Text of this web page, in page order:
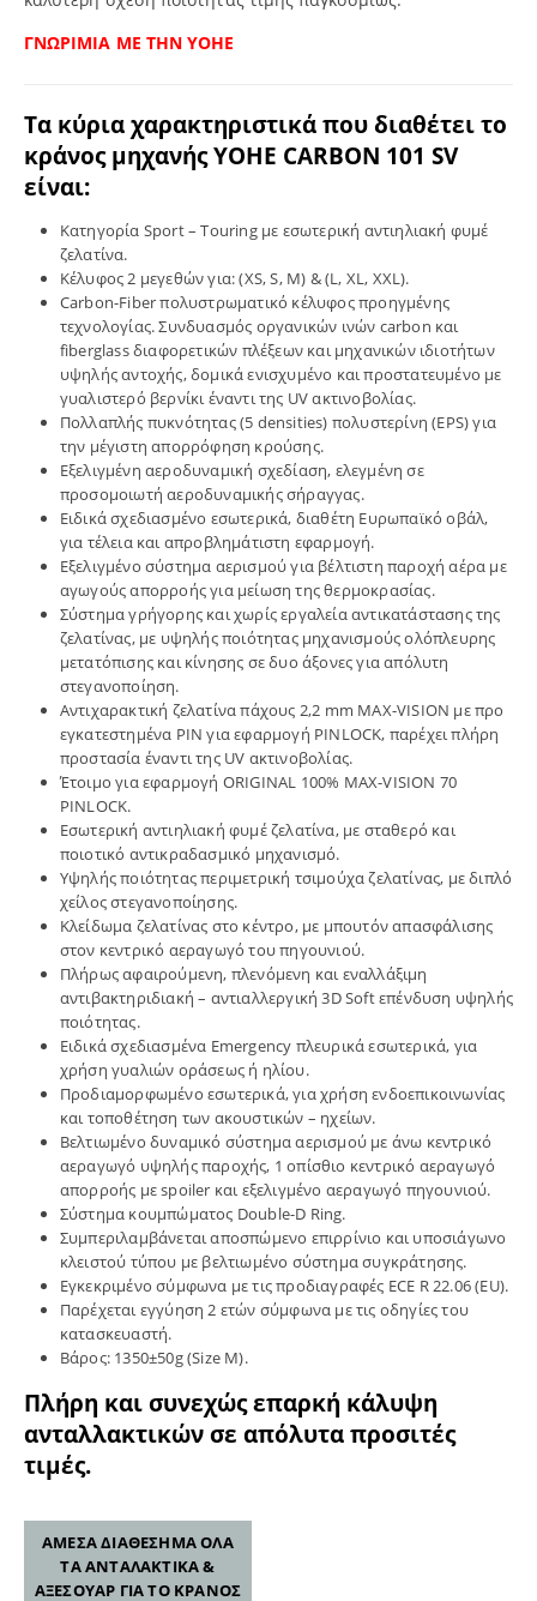
ΓΝΩΡΙΜΙΑ ΜΕ ΤΗΝ YOHE
Τα κύρια χαρακτηριστικά που διαθέτει το
κράνος μηχανήςYOHE CARBON 101 SV
είναι:
Κατηγορία Sport – Touring με εσωτερική αντιηλιακή φυμέ
ζελατίνα.
Κέλυφος 2 μεγεθών για: (XS, S, M) & (L, XL, XXL).
Carbon-Fiber πολυστρωματικό κέλυφος προηγμένης
τεχνολογίας. Συνδυασμός οργανικών ινών carbon και
fiberglass διαφορετικών πλέξεων και μηχανικών ιδιοτήτων
υψηλής αντοχής, δομικά ενισχυμένο και προστατευμένο με
γυαλιστερό βερνίκι έναντι της UV ακτινοβολίας.
Πολλαπλής πυκνότητας (5 densities) πολυστερίνη (EPS) για
την μέγιστη απορρόφηση κρούσης.
Εξελιγμένη αεροδυναμική σχεδίαση, ελεγμένη σε
προσομοιωτή αεροδυναμικής σήραγγας.
Ειδικά σχεδιασμένο εσωτερικά, διαθέτη Ευρωπαϊκό οβάλ,
για τέλεια και απροβλημάτιστη εφαρμογή.
Εξελιγμένο σύστημα αερισμού για βέλτιστη παροχή αέρα με
αγωγούς απορροής για μείωση της θερμοκρασίας.
Σύστημα γρήγορης και χωρίς εργαλεία αντικατάστασης της
ζελατίνας, με υψηλής ποιότητας μηχανισμούς ολόπλευρης
μετατόπισης και κίνησης σε δυο άξονες για απόλυτη
στεγανοποίηση.
Αντιχαρακτική ζελατίνα πάχους 2,2 mm MAX-VISION με προ
εγκατεστημένα PIN για εφαρμογή PINLOCK, παρέχει πλήρη
προστασία έναντι της UV ακτινοβολίας.
Έτοιμο για εφαρμογή ORIGINAL 100% MAX-VISION 70
PINLOCK.
Εσωτερική αντιηλιακή φυμέ ζελατίνα, με σταθερό και
ποιοτικό αντικραδασμικό μηχανισμό.
Υψηλής ποιότητας περιμετρική τσιμούχα ζελατίνας, με διπλό
χείλος στεγανοποίησης.
Κλείδωμα ζελατίνας στο κέντρο, με μπουτόν απασφάλισης
στον κεντρικό αεραγωγό του πηγουνιού.
Πλήρως αφαιρούμενη, πλενόμενη και εναλλάξιμη
αντιβακτηριδιακή – αντιαλλεργική 3D Soft επένδυση υψηλής
ποιότητας.
Ειδικά σχεδιασμένα Emergency πλευρικά εσωτερικά, για
χρήση γυαλιών οράσεως ή ηλίου.
Προδιαμορφωμένο εσωτερικά, για χρήση ενδοεπικοινωνίας
και τοποθέτηση των ακουστικών – ηχείων.
Βελτιωμένο δυναμικό σύστημα αερισμού με άνω κεντρικό
αεραγωγό υψηλής παροχής, 1 οπίσθιο κεντρικό αεραγωγό
απορροής με spoiler και εξελιγμένο αεραγωγό πηγουνιού.
Σύστημα κουμπώματος Double-D Ring.
Συμπεριλαμβάνεται αποσπώμενο επιρρίνιο και υποσιάγωνο
κλειστού τύπου με βελτιωμένο σύστημα συγκράτησης.
Εγκεκριμένο σύμφωνα με τις προδιαγραφές ECE R 22.06 (EU).
Παρέχεται εγγύηση 2 ετών σύμφωνα με τις οδηγίες του
κατασκευαστή.
Βάρος: 1350±50g (Size M).
Πλήρη και συνεχώς επαρκή κάλυψη
ανταλλακτικών σε απόλυτα προσιτές
τιμές.
ΑΜΕΣΑ ΔΙΑΘΕΣΗΜΑ ΟΛΑ
ΤΑ ΑΝΤΑΛΑΚΤΙΚΑ &
ΑΞΕΣΟΥΑΡ ΓΙΑ ΤΟ ΚΡΑΝΟΣ